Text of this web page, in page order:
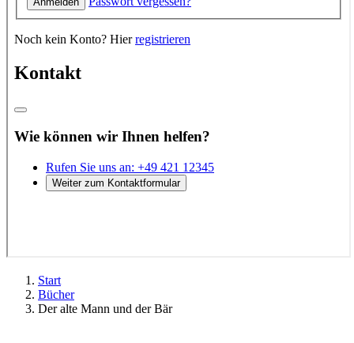
Start
Bücher
Der alte Mann und der Bär